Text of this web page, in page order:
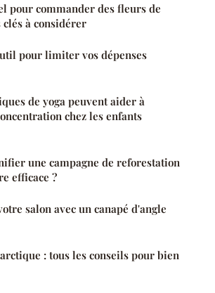
pour commander des fleurs de
clés à considérer
pour limiter vos dépenses
de yoga peuvent aider à
chez les enfants
une campagne de reforestation
efficace ?
salon avec un canapé d'angle
: tous les conseils pour bien